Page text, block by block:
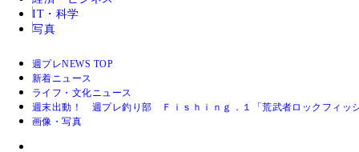
IT・科学
写真
週プレNEWS TOP
新着ニュース
ライフ・文化ニュース
週末出動！ 週プレ釣り部 Ｆｉｓｈｉｎｇ．１「荒武者ロックフィッシ
画像・写真